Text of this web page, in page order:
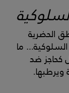
الحضرية
ما
ضد
ويرطبها.